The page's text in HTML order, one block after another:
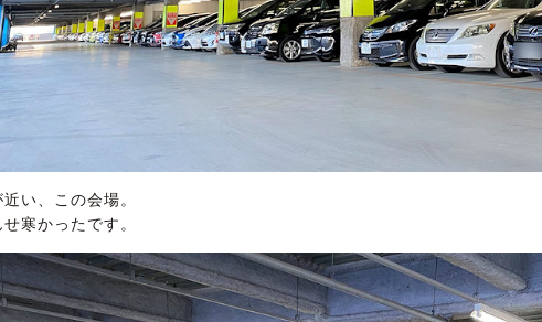
い、この会場。
寒かったです。